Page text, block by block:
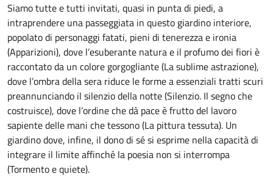
Siamo tutte e tutti invitati, quasi in punta di piedi, a
intraprendere una passeggiata in questo giardino interiore,
popolato di personaggi fatati, pieni di tenerezza e ironia
(Apparizioni), dove l’esuberante natura e il profumo dei fiori è
raccontato da un colore gorgogliante (La sublime astrazione),
dove l’ombra della sera riduce le forme a essenziali tratti scuri
preannunciando il silenzio della notte (Silenzio. Il segno che
costruisce), dove l’ordine che dà pace è frutto del lavoro
sapiente delle mani che tessono (La pittura tessuta). Un
giardino dove, infine, il dono di sé si esprime nella capacità di
integrare il limite affinché la poesia non si interrompa
(Tormento e quiete).